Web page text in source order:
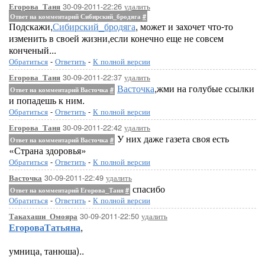
Егорова_Таня 30-09-2011-22:26 удалить
Ответ на комментарий Сибирский_бродяга #
Подскажи,Сибирский_бродяга, может и захочет что-то
изменить в своей жизни,если конечно еще не совсем
конченый...
Обратиться - Ответить - К полной версии
Егорова_Таня 30-09-2011-22:37 удалить
Ответ на комментарий Васточка # Васточка,жми на голубые ссылки
и попадешь к ним.
Обратиться - Ответить - К полной версии
Егорова_Таня 30-09-2011-22:42 удалить
Ответ на комментарий Васточка # У них даже газета своя есть
«Страна здоровья»
Обратиться - Ответить - К полной версии
Васточка 30-09-2011-22:49 удалить
Ответ на комментарий Егорова_Таня # спасибо
Обратиться - Ответить - К полной версии
Такахаши_Омояра 30-09-2011-22:50 удалить
ЕгороваТатьяна,
умница, танюша)..